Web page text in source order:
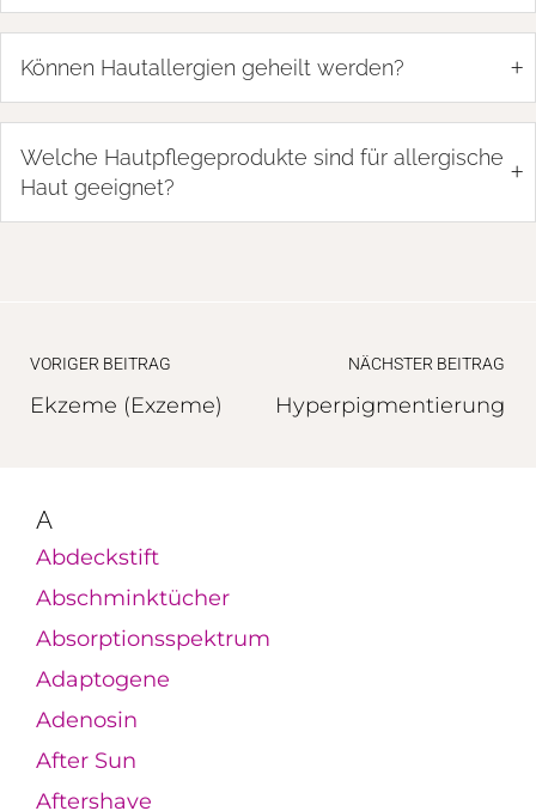
Können Hautallergien geheilt werden? +
Welche Hautpflegeprodukte sind für allergische
Haut geeignet?
+
VORIGER BEITRAG
Ekzeme (Exzeme)
NÄCHSTER BEITRAG
Hyperpigmentierung
A
Abdeckstift
Abschminktücher
Absorptionsspektrum
Adaptogene
Adenosin
After Sun
Aftershave